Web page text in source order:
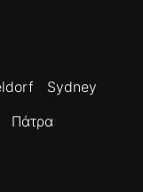
Sydney
Πάτρα